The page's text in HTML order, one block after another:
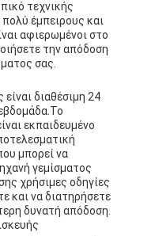
τεχνικής
έμπειρους και
αφιερωμένοι στο
την απόδοση
σας.
διαθέσιμη 24
εκπαιδευμένο
μπορεί να
γεμίσματος
χρήσιμες οδηγίες
και να διατηρήσετε
δυνατή απόδοση.